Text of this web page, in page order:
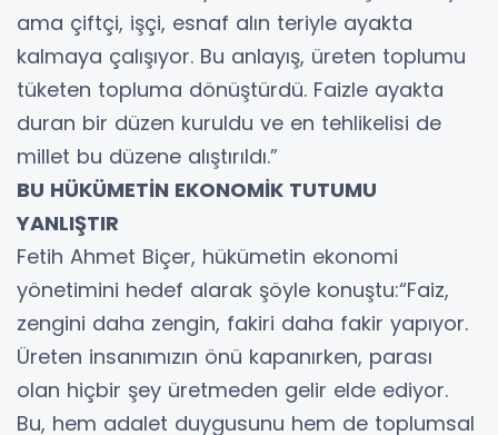
ama çiftçi, işçi, esnaf alın teriyle ayakta
kalmaya çalışıyor. Bu anlayış, üreten toplumu
tüketen topluma dönüştürdü. Faizle ayakta
duran bir düzen kuruldu ve en tehlikelisi de
millet bu düzene alıştırıldı.”
BU HÜKÜMETİN EKONOMİK TUTUMU
YANLIŞTIR
Fetih Ahmet Biçer, hükümetin ekonomi
yönetimini hedef alarak şöyle konuştu:“Faiz,
zengini daha zengin, fakiri daha fakir yapıyor.
Üreten insanımızın önü kapanırken, parası
olan hiçbir şey üretmeden gelir elde ediyor.
Bu, hem adalet duygusunu hem de toplumsal